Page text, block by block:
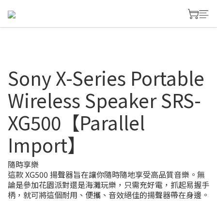
Sony X-Series Portable
Wireless Speaker SRS-
XG500【Parallel
Import】
隨時享樂
這款 XG500 揚聲器旨在讓你隨時隨地享受高品質音樂。無
論是參加花園派對還是海灘玩樂，只需充好電，抓起易握手
柄，就可將這個耐用、便攜、音效絕佳的揚聲器帶在身邊。